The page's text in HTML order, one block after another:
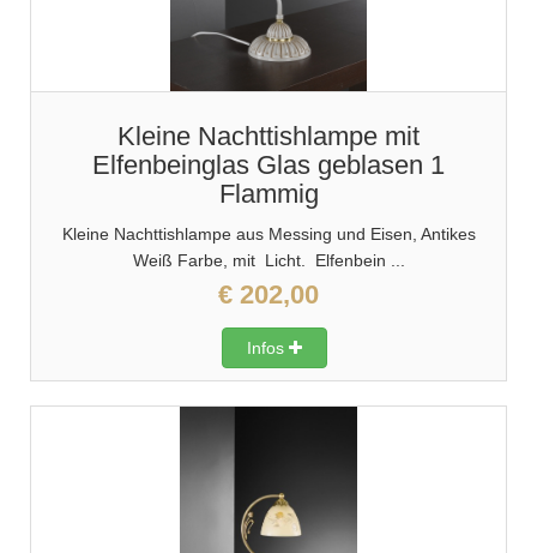
Kleine Nachttishlampe mit
Elfenbeinglas Glas geblasen 1
Flammig
Kleine Nachttishlampe aus Messing und Eisen, Antikes
Weiß Farbe, mit Licht. Elfenbein ...
€ 202,00
Infos